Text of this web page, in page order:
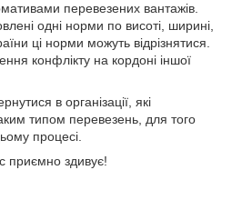
перевезених вантажів.
одні норми по висоті, ширині,
ці норми можуть відрізнятися.
конфлікту на кордоні іншої
в організації, які
типом перевезень, для того
процесі.
приємно здивує!